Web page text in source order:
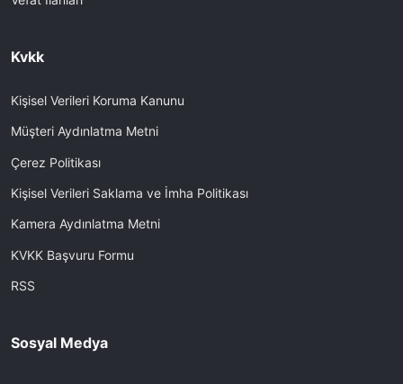
Kvkk
Kişisel Verileri Koruma Kanunu
Müşteri Aydınlatma Metni
Çerez Politikası
Kişisel Verileri Saklama ve İmha Politikası
Kamera Aydınlatma Metni
KVKK Başvuru Formu
RSS
Sosyal Medya